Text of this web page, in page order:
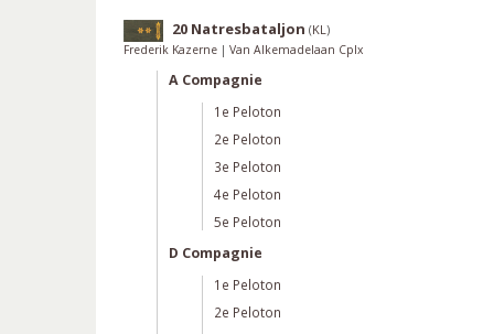
20 Natresbataljon (KL)
Frederik Kazerne | Van Alkemadelaan Cplx
A Compagnie
1e Peloton
2e Peloton
3e Peloton
4e Peloton
5e Peloton
D Compagnie
1e Peloton
2e Peloton